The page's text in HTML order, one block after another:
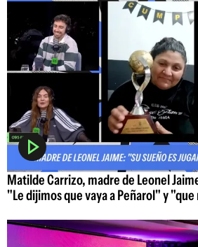
Matilde Carrizo, madre de Leonel
"Le dijimos que vaya a Peñarol" y "que